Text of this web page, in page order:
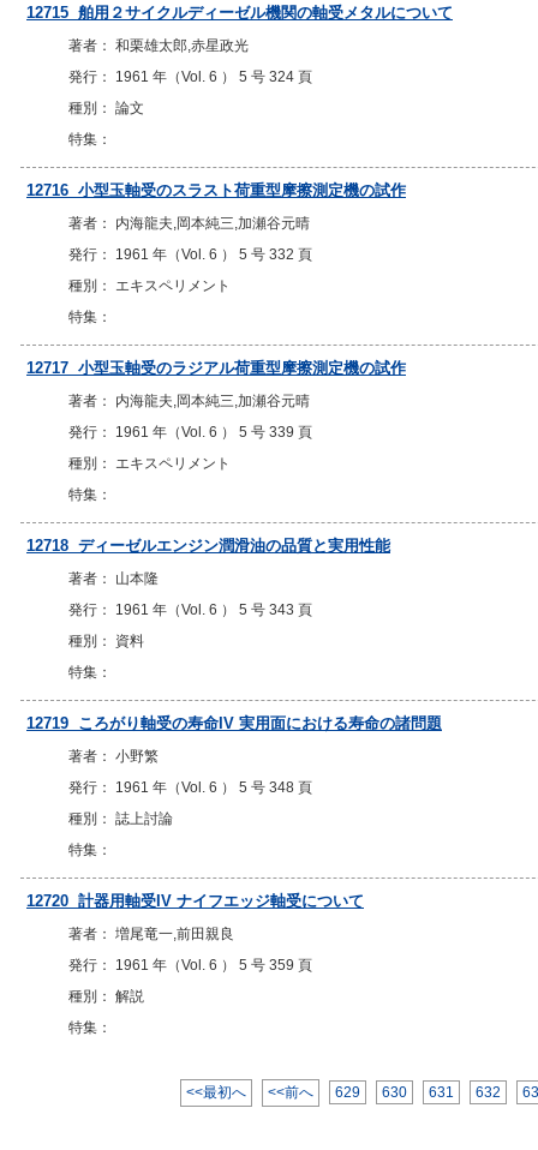
12715 舶用２サイクルディーゼル機関の軸受メタルについて
著者： 和栗雄太郎,赤星政光
発行： 1961 年（Vol. 6 ） 5 号 324 頁
種別： 論文
特集：
12716 小型玉軸受のスラスト荷重型摩擦測定機の試作
著者： 内海龍夫,岡本純三,加瀬谷元晴
発行： 1961 年（Vol. 6 ） 5 号 332 頁
種別： エキスペリメント
特集：
12717 小型玉軸受のラジアル荷重型摩擦測定機の試作
著者： 内海龍夫,岡本純三,加瀬谷元晴
発行： 1961 年（Vol. 6 ） 5 号 339 頁
種別： エキスペリメント
特集：
12718 ディーゼルエンジン潤滑油の品質と実用性能
著者： 山本隆
発行： 1961 年（Vol. 6 ） 5 号 343 頁
種別： 資料
特集：
12719 ころがり軸受の寿命IV 実用面における寿命の諸問題
著者： 小野繁
発行： 1961 年（Vol. 6 ） 5 号 348 頁
種別： 誌上討論
特集：
12720 計器用軸受IV ナイフエッジ軸受について
著者： 増尾竜一,前田親良
発行： 1961 年（Vol. 6 ） 5 号 359 頁
種別： 解説
特集：
<<最初へ <<前へ 629 630 631 632